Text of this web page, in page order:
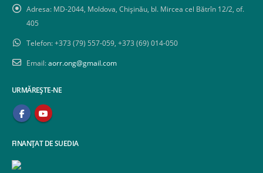
Adresa: MD-2044, Moldova, Chișinău, bl. Mircea cel Bătrîn 12/2, of.
405
Telefon:+373 (79) 557-059, +373 (69) 014-050
Email:aorr.ong@gmail.com
URMĂREȘTE-NE
FINANȚAT DE SUEDIA